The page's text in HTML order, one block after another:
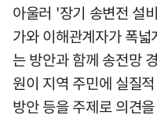
아울러 '장기 송변전 설
가와 이해관계자가 폭
는 방안과 함께 송전망
원이 지역 주민에 실질
방안 등을 주제로 의견